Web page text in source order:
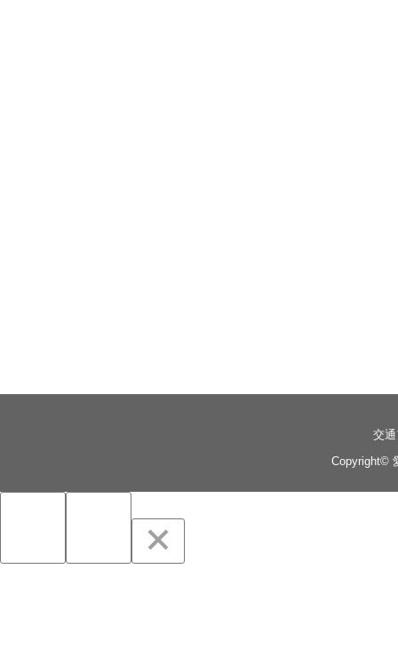
交
Copyright©